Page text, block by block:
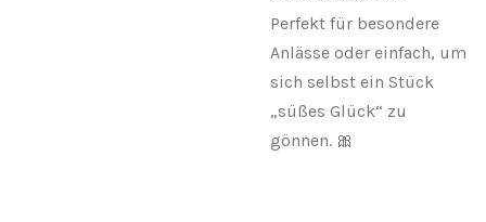
Perfekt für besondere
Anlässe oder einfach, um
sich selbst ein Stück
„süßes Glück“ zu
gönnen. 🎀